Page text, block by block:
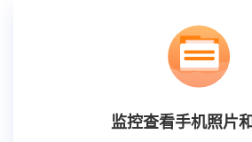
监控查看手机照片